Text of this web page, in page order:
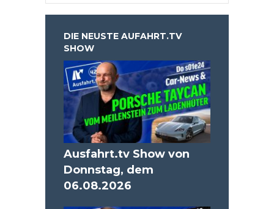
DIE NEUSTE AUFAHRT.TV
SHOW
Ausfahrt.tv Show von
Donnstag, dem
06.08.2026